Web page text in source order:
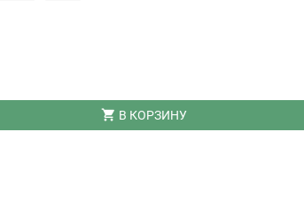
shopping_cart В КОРЗИНУ